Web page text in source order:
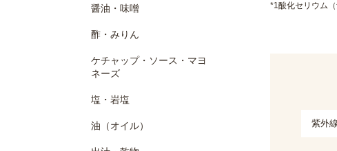
醤油・味噌
酢・みりん
ケチャップ・ソース・マヨ
ネーズ
塩・岩塩
油（オイル）
*1酸化セリウム
紫外